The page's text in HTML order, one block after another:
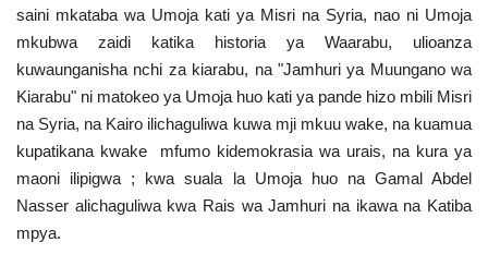
Harakati ya Nasser kwa Vijana
Habari
Kanuni na Masharti ya Udhamini wa
Nasser
Udhamini wa Nasser
saini mkataba wa Umoja kati ya Misri na Syria, nao ni Umoja
mkubwa zaidi katika historia ya Waarabu, ulioanza
kuwaunganisha nchi za kiarabu, na "Jamhuri ya Muungano wa
Kiarabu" ni matokeo ya Umoja huo kati ya pande hizo mbili Misri
na Syria, na Kairo ilichaguliwa kuwa mji mkuu wake, na kuamua
kupatikana kwake mfumo kidemokrasia wa urais, na kura ya
maoni ilipigwa ; kwa suala la Umoja huo na Gamal Abdel
Nasser alichaguliwa kwa Rais wa Jamhuri na ikawa na Katiba
mpya.